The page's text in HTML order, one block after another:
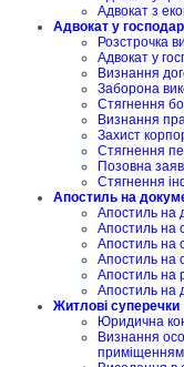
Адвокат з
Адвокат у
Розстрочка
Адвокат у
Визнання
Заборона
Стягнення
Визнання
Захист
Стягнення
Позовна
Стягнення
Апостиль на
Апостиль на
Апостиль на
Апостиль на
Апостиль на
Апостиль на
Апостиль на
Житлові суперечки
Юридична
Визнання
приміщенням